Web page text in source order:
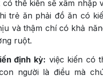
có thể kiến sẽ xâm nhập
trẻ ăn phải đồ ăn có
và thậm chí có khả
ruột.
định kỳ: việc kiến có
người là điều mà